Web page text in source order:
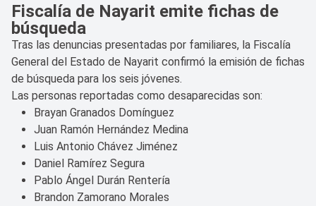
Fiscalía de Nayarit emite fichas de
búsqueda
Tras las denuncias presentadas por familiares, la Fiscalía
General del Estado de Nayarit confirmó la emisión de fichas
de búsqueda para los seis jóvenes.
Las personas reportadas como desaparecidas son:
Brayan Granados Domínguez
Juan Ramón Hernández Medina
Luis Antonio Chávez Jiménez
Daniel Ramírez Segura
Pablo Ángel Durán Rentería
Brandon Zamorano Morales